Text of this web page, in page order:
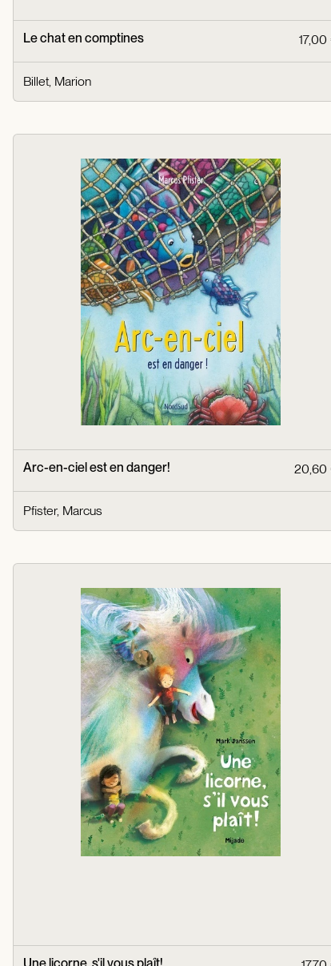
Le chat en comptines 17,00
Billet, Marion
Arc-en-ciel est en danger! 20,60
Pfister, Marcus